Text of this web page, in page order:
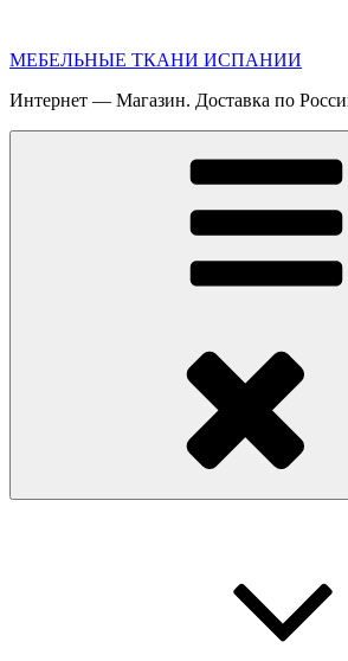
содержимому
МЕБЕЛЬНЫЕ ТКАНИ ИСПАНИИ
Интернет — Магазин. Доставка по